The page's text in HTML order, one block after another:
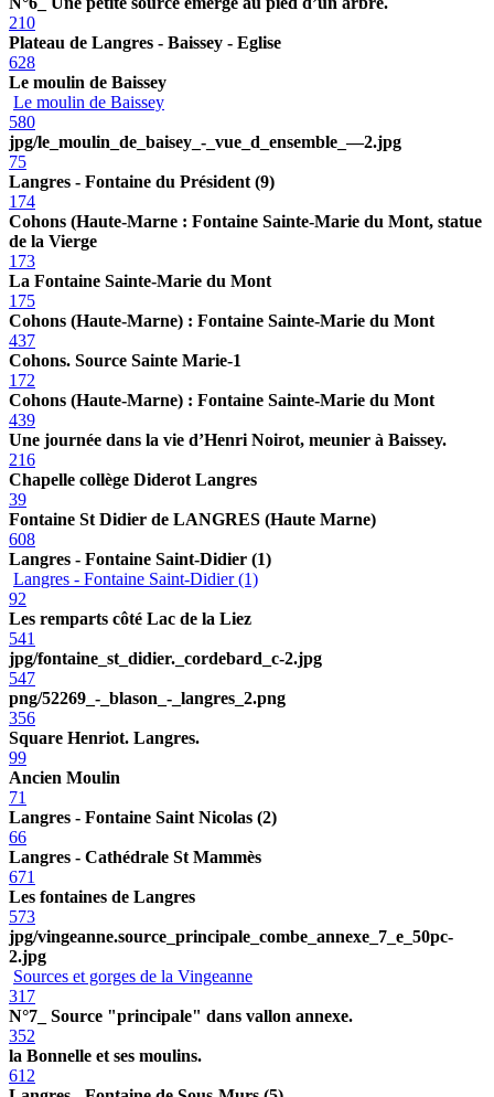
210
Plateau de Langres - Baissey - Eglise
628
Le moulin de Baissey
Le moulin de Baissey
580
jpg/le_moulin_de_baisey_-_vue_d_ensemble_—2.jpg
75
Langres - Fontaine du Président (9)
174
Cohons (Haute-Marne : Fontaine Sainte-Marie du Mont, statue
de la Vierge
173
La Fontaine Sainte-Marie du Mont
175
Cohons (Haute-Marne) : Fontaine Sainte-Marie du Mont
437
Cohons. Source Sainte Marie-1
172
Cohons (Haute-Marne) : Fontaine Sainte-Marie du Mont
439
Une journée dans la vie d’Henri Noirot, meunier à Baissey.
216
Chapelle collège Diderot Langres
39
Fontaine St Didier de LANGRES (Haute Marne)
608
Langres - Fontaine Saint-Didier (1)
Langres - Fontaine Saint-Didier (1)
92
Les remparts côté Lac de la Liez
541
jpg/fontaine_st_didier._cordebard_c-2.jpg
547
png/52269_-_blason_-_langres_2.png
356
Square Henriot. Langres.
99
Ancien Moulin
71
Langres - Fontaine Saint Nicolas (2)
66
Langres - Cathédrale St Mammès
671
Les fontaines de Langres
573
jpg/vingeanne.source_principale_combe_annexe_7_e_50pc-
2.jpg
Sources et gorges de la Vingeanne
317
N°7_ Source "principale" dans vallon annexe.
352
la Bonnelle et ses moulins.
612